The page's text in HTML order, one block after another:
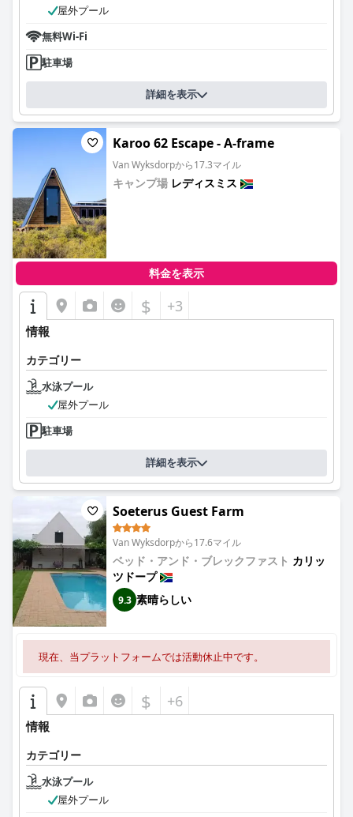
屋外プール
無料Wi-Fi
駐車場
詳細を表示
Karoo 62 Escape - A-frame
Van Wyksdorpから17.3マイル
キャンプ場 レディスミス
料金を表示
$ +3
情報
カテゴリー
水泳プール
屋外プール
駐車場
詳細を表示
Soeterus Guest Farm
Van Wyksdorpから17.6マイル
ベッド・アンド・ブレックファスト カリッ
ツドープ
9.3 素晴らしい
現在、当プラットフォームでは活動休止中です。
$ +6
情報
カテゴリー
水泳プール
屋外プール